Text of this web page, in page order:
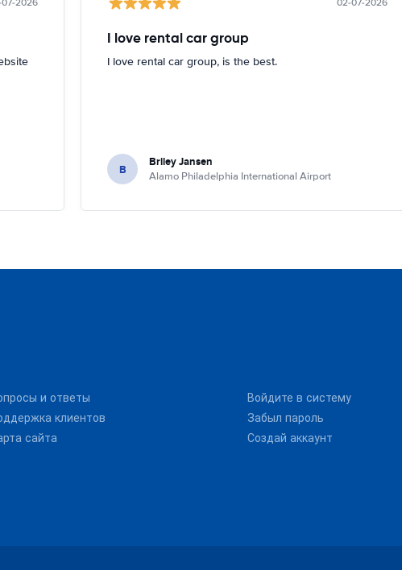
07-2026 02-07-2026
I love rental car group
I love rental car group, is the best.
B Briley Jansen
Alamo Philadelphia International Airport
и ответы
клиентов
сайта
Войдите в систему
Забыл пароль
Создай аккаунт